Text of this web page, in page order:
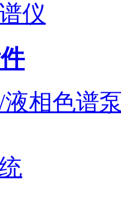
仪
相色谱